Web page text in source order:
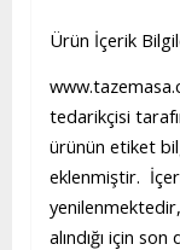
Ürün İçerik
tedarikçisi
ürünün etiket
eklenmiştir.
alındığı için